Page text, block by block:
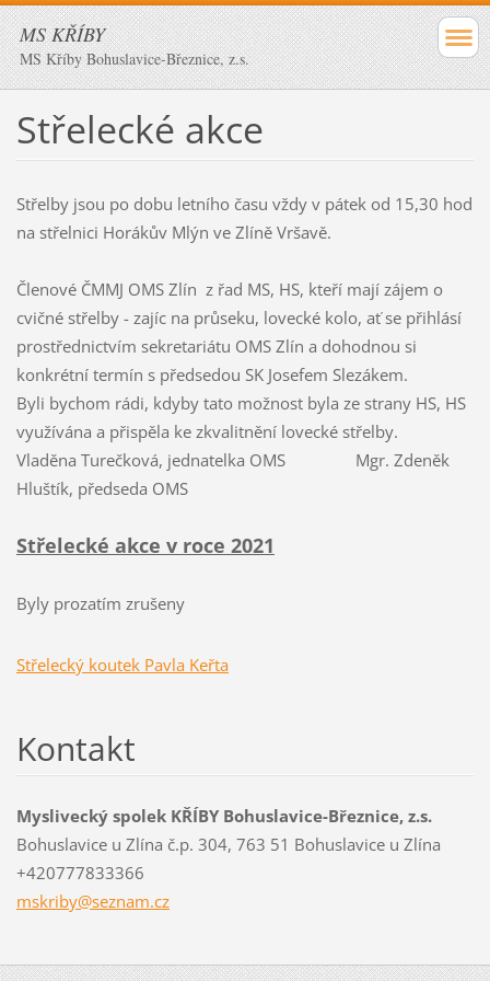
MS KŘÍBY
MS Kříby Bohuslavice-Březnice, z.s.
Střelecké akce
Střelby jsou po dobu letního času vždy v pátek od 15,30 hod
na střelnici Horákův Mlýn ve Zlíně Vršavě.
Členové ČMMJ OMS Zlín z řad MS, HS, kteří mají zájem o
cvičné střelby - zajíc na průseku, lovecké kolo, ať se přihlásí
prostřednictvím sekretariátu OMS Zlín a dohodnou si
konkrétní termín s předsedou SK Josefem Slezákem.
Byli bychom rádi, kdyby tato možnost byla ze strany HS, HS
využívána a přispěla ke zkvalitnění lovecké střelby.
Vladěna Turečková, jednatelka OMS Mgr. Zdeněk
Hluštík, předseda OMS
Střelecké akce v roce 2021
Byly prozatím zrušeny
Střelecký koutek Pavla Keřta
Kontakt
Myslivecký spolek KŘÍBY Bohuslavice-Březnice, z.s.
Bohuslavice u Zlína č.p. 304, 763 51 Bohuslavice u Zlína
+420777833366
mskriby@seznam.cz